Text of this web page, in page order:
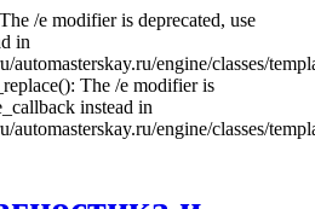
/e modifier is deprecated, use
in
engine/classes/
The /e modifier is
instead in
engine/classes/